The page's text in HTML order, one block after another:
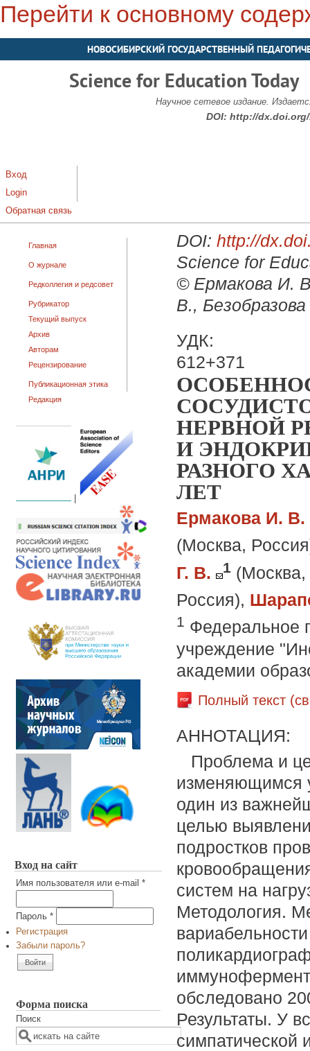
Перейти к основному
НОВОСИБИРСКИЙ ГОСУДАРСТВЕННЫЙ
Science for Education Today
Научное сетевое издание.
DOI: http://dx.doi.org/
Вход
Login
Обратная связь
Главная
О журнале
Редколлегия и редсовет
Рубрикатор
Текущий выпуск
Архив
Авторам
Рецензирование
Публикационная этика
Редакция
Вход на сайт
Имя пользователя или e-mail *
Пароль *
Регистрация
Забыли пароль?
Форма поиска
Поиск
DOI: http://
Science for
© Ермакова И.
В.,
УДК:
612+371
НЕРВНОЙ
И
РАЗНОГО
ЛЕТ
Ермакова И. В.
(Москва,
Г. В.
1
Россия),
1 Федеральное
учреждение
академии
Полный текст
АННОТАЦИЯ:
Проблема и
изменяющимся
один из
целью
подростков
систем на
Методология.
обследовано
Результаты. У
симпатической